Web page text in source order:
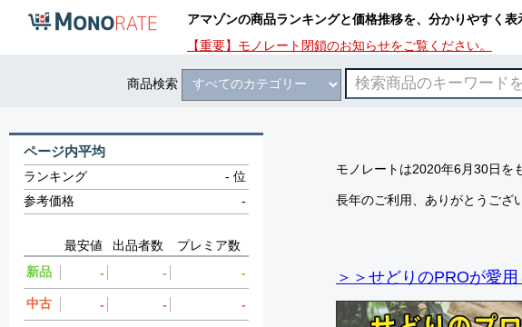
アマゾンの商品ランキングと価格推移を、分かりやすく
【重要】モノレート閉鎖のお知らせをご覧ください。
商品検索
モノレートは2020年6月30日を
長年のご利用、ありがとうござ
＞＞せどりのPROが愛
ページ内平均
ランキング -位
参考価格
-
最安値 出品者数
プレミア数
新品
- - -
中古 - - -